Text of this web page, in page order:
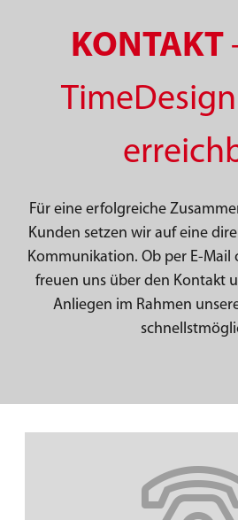
KONTAKT
Für eine erfolgreiche
Kunden setzen wir auf eine
Kommunikation. Ob per E-
freuen uns über den Kontakt
Anliegen im Rahmen